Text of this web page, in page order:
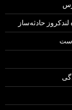
حادثه‌ساز